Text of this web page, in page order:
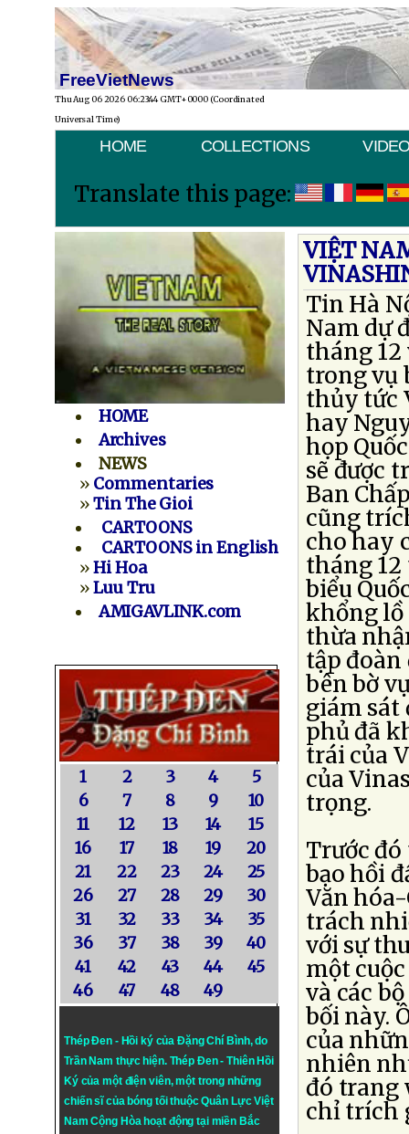
FreeVietNews
Thu Aug 06 2026 06:23:44 GMT+0000 (Coordinated
Universal Time)
HOME COLLECTIONS
Translate this page:
HOME
Archives
NEWS
» Commentaries
»Tin The Gioi
CARTOONS
CARTOONS in English
»Hi Hoa
»Luu Tru
AMIGAVLINK.com
1 2 3 4
5
6
7 8 9
10
11
12 13 14
15
16
17 18 19
20
21
22 23 24
25
26
27 28 29
30
31
32 33 34
35
36
37 38 39
40
41
42 43 44
45
46
47 48 49
Thép Đen - Hồi ký của Đặng Chí Bình, do
Trần Nam thực hiện. Thép Đen- Thiên Hồi
Ký của một điện viên, một trong những
chiến sĩ của bóng tối thuộc Quân Lực Việt
Nam Cộng Hòa hoạt động tại miền Bắc
VIỆT
Tin Hà
Nam dự
tháng 12
trong vụ
thủy tức
hay
họp
sẽ được
Ban
cũng
cho hay
tháng 12
biểu
khổng lồ
thừa
tập
bên bờ
giám sát
phủ đã
trái của
của
trọng.
Trước
bạo hồi
Văn
trách
với sự
một
và các
bối này.
của
nhiên
đó trang
chỉ trích